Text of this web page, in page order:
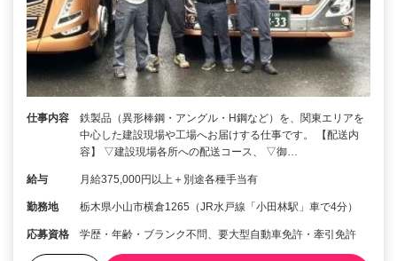
仕事内容
鉄製品（異形棒鋼・アングル・H鋼など）を、関東エリアを
中心した建設現場や工場へお届けする仕事です。 【配送内
容】 ▽建設現場各所への配送コース、 ▽御…
給与 月給375,000円以上＋別途各種手当有
勤務地 栃木県小山市横倉1265（JR水戸線「小田林駅」車で4分）
応募資格 学歴・年齢・ブランク不問、要大型自動車免許・牽引免許